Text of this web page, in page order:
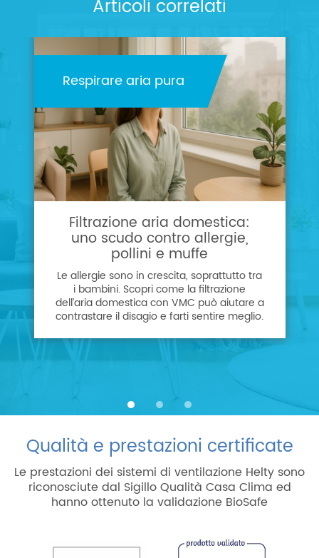
Articoli correlati
Respirare aria pura
Filtrazione aria domestica:
uno scudo contro allergie,
pollini e muffe
Le allergie sono in crescita, soprattutto tra
i bambini. Scopri come la filtrazione
dell’aria domestica con VMC può aiutare a
contrastare il disagio e farti sentire meglio.
Qualità e prestazioni certificate
Le prestazioni dei sistemi di ventilazione Helty sono
riconosciute dal Sigillo Qualità Casa Clima ed
hanno ottenuto la validazione BioSafe